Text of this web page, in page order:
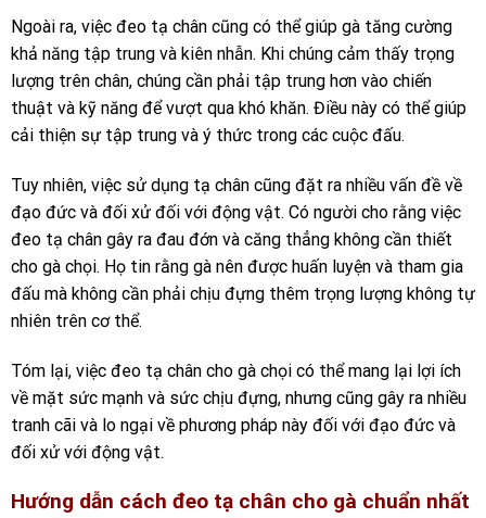
Ngoài ra, việc đeo tạ chân cũng có thể giúp gà tăng cường
khả năng tập trung và kiên nhẫn. Khi chúng cảm thấy trọng
lượng trên chân, chúng cần phải tập trung hơn vào chiến
thuật và kỹ năng để vượt qua khó khăn. Điều này có thể giúp
cải thiện sự tập trung và ý thức trong các cuộc đấu.
Tuy nhiên, việc sử dụng tạ chân cũng đặt ra nhiều vấn đề về
đạo đức và đối xử đối với động vật. Có người cho rằng việc
đeo tạ chân gây ra đau đớn và căng thẳng không cần thiết
cho gà chọi. Họ tin rằng gà nên được huấn luyện và tham gia
đấu mà không cần phải chịu đựng thêm trọng lượng không tự
nhiên trên cơ thể.
Tóm lại, việc đeo tạ chân cho gà chọi có thể mang lại lợi ích
về mặt sức mạnh và sức chịu đựng, nhưng cũng gây ra nhiều
tranh cãi và lo ngại về phương pháp này đối với đạo đức và
đối xử với động vật.
Hướng dẫn cách đeo tạ chân cho gà chuẩn nhất